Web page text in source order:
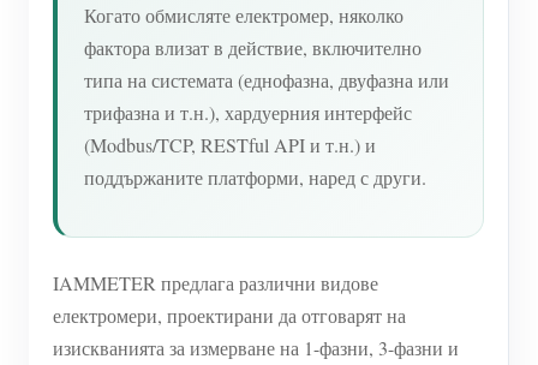
Когато обмисляте електромер, няколко
фактора влизат в действие, включително
типа на системата (еднофазна, двуфазна или
трифазна и т.н.), хардуерния интерфейс
(Modbus/TCP, RESTful API и т.н.) и
поддържаните платформи, наред с други.
IAMMETER предлага различни видове
електромери, проектирани да отговарят на
изискванията за измерване на 1-фазни, 3-фазни и